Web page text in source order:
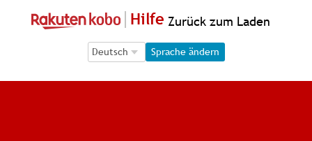
Hilfe Zurück zum Laden
Language Selection
Language Selection
Sprache ändern